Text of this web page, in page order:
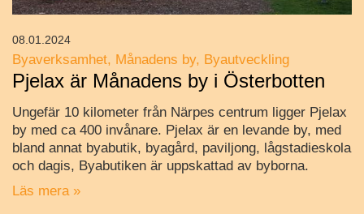
Byaverksamhet Månadens by Byautveckling
Pjelax är Månadens by i Österbotten
Ungefär 10 kilometer från Närpes centrum ligger Pjelax
by med ca 400 invånare. Pjelax är en levande by, med
bland annat byabutik, byagård, paviljong, lågstadieskola
och dagis, Byabutiken är uppskattad av byborna.
Läs mera »
08.01.2024